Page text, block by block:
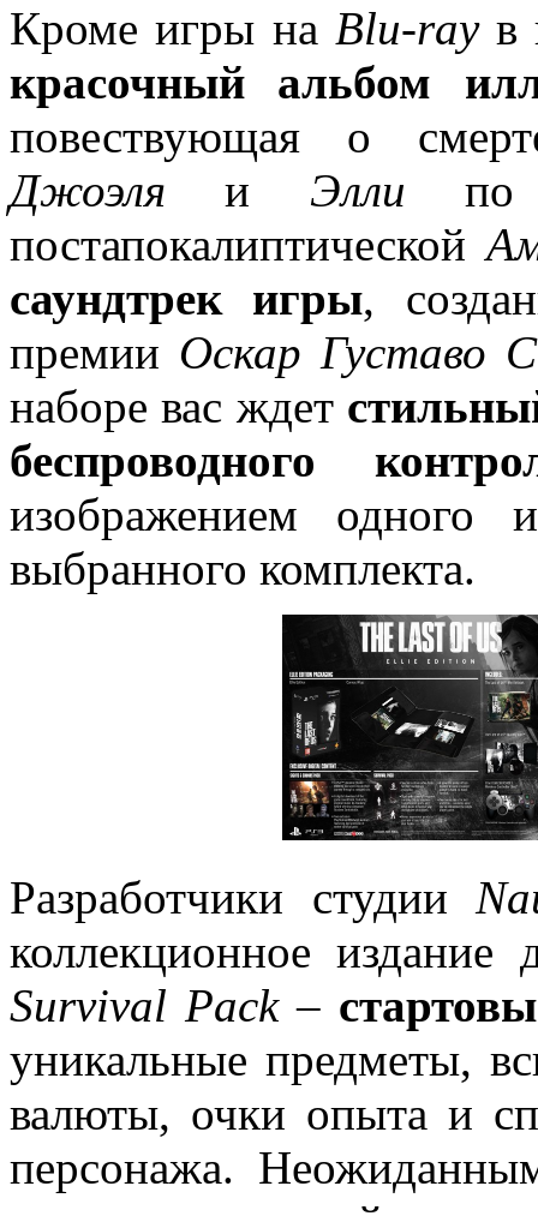
Кроме игры на Blu-rayв
красочный альбом
повествующая о
Джоэля и Элли по
постапокалиптической
саундтрек игры,
премии Оскар Густаво
наборе вас ждет
беспроводного
изображением одного
выбранного комплекта.
Разработчики студии
коллекционное издание
Survival Pack–
уникальные предметы,
валюты, очки опыта и
персонажа.